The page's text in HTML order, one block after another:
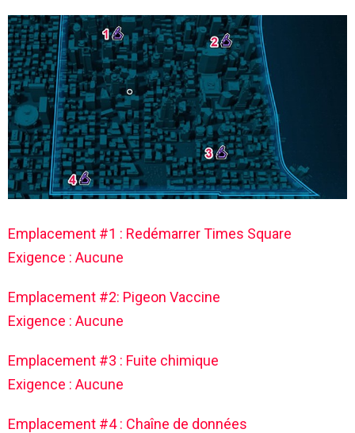
Emplacement #1 : Redémarrer Times Square
Exigence : Aucune
Emplacement #2: Pigeon Vaccine
Exigence : Aucune
Emplacement #3 : Fuite chimique
Exigence : Aucune
Emplacement #4 : Chaîne de données